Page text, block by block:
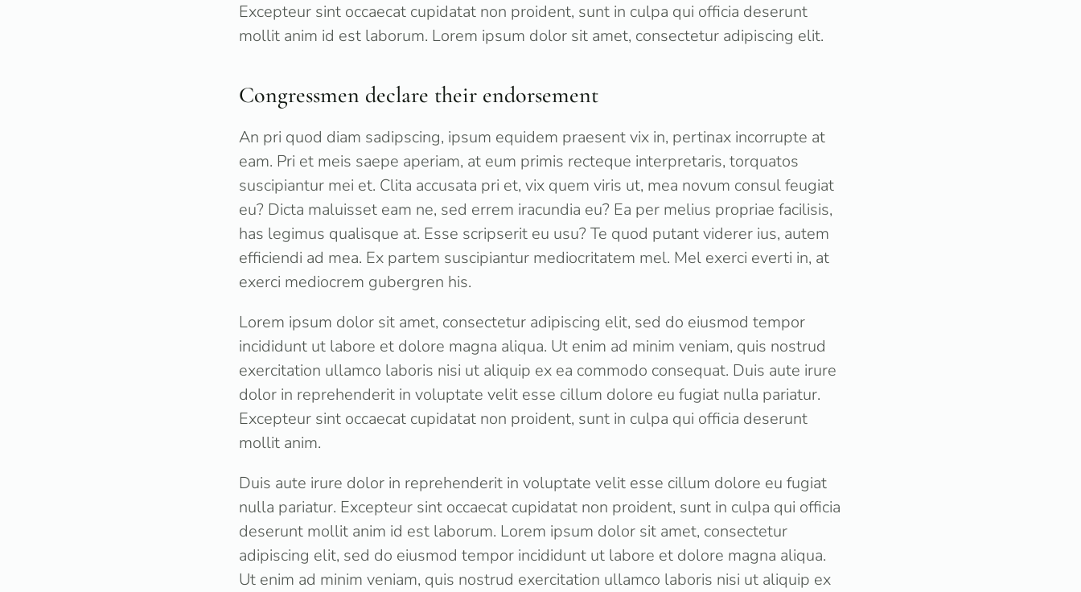
Excepteur sint occaecat cupidatat non proident, sunt in culpa qui officia deserunt
mollit anim id est laborum. Lorem ipsum dolor sit amet, consectetur adipiscing elit.
Congressmen declare their endorsement
An pri quod diam sadipscing, ipsum equidem praesent vix in, pertinax incorrupte at
eam. Pri et meis saepe aperiam, at eum primis recteque interpretaris, torquatos
suscipiantur mei et. Clita accusata pri et, vix quem viris ut, mea novum consul feugiat
eu? Dicta maluisset eam ne, sed errem iracundia eu? Ea per melius propriae facilisis,
has legimus qualisque at. Esse scripserit eu usu? Te quod putant viderer ius, autem
efficiendi ad mea. Ex partem suscipiantur mediocritatem mel. Mel exerci everti in, at
exerci mediocrem gubergren his.
Lorem ipsum dolor sit amet, consectetur adipiscing elit, sed do eiusmod tempor
incididunt ut labore et dolore magna aliqua. Ut enim ad minim veniam, quis nostrud
exercitation ullamco laboris nisi ut aliquip ex ea commodo consequat. Duis aute irure
dolor in reprehenderit in voluptate velit esse cillum dolore eu fugiat nulla pariatur.
Excepteur sint occaecat cupidatat non proident, sunt in culpa qui officia deserunt
mollit anim.
Duis aute irure dolor in reprehenderit in voluptate velit esse cillum dolore eu fugiat
nulla pariatur. Excepteur sint occaecat cupidatat non proident, sunt in culpa qui officia
deserunt mollit anim id est laborum. Lorem ipsum dolor sit amet, consectetur
adipiscing elit, sed do eiusmod tempor incididunt ut labore et dolore magna aliqua.
Ut enim ad minim veniam, quis nostrud exercitation ullamco laboris nisi ut aliquip ex